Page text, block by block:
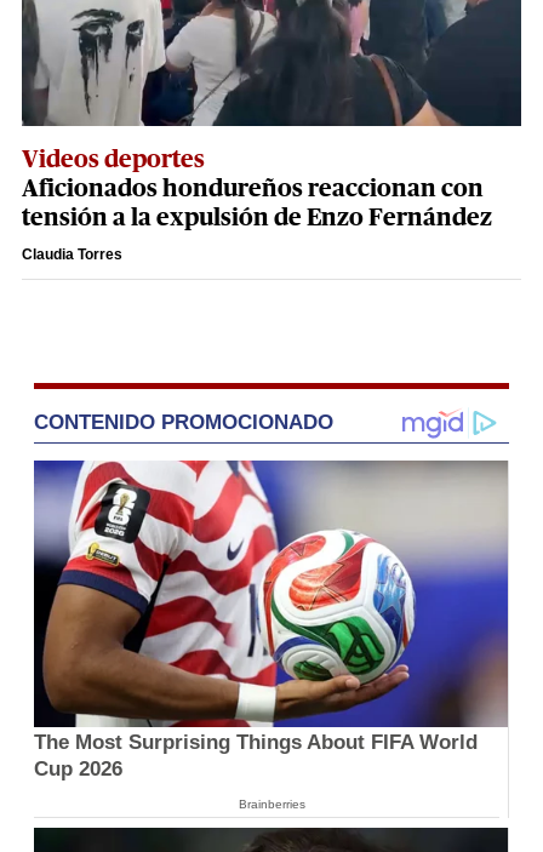
Videos deportes
Aficionados hondureños reaccionan con
tensión a la expulsión de Enzo Fernández
Claudia Torres
CONTENIDO PROMOCIONADO
The Most Surprising Things About FIFA World
Cup 2026
Brainberries